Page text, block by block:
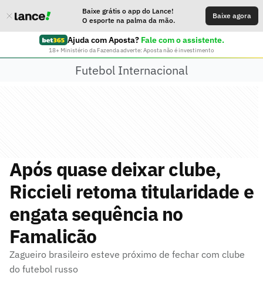
Baixe grátis o app do Lance!
O esporte na palma da mão.
Baixe agora
Ajuda com Aposta? Fale com o assistente.
18+ Ministério da Fazenda adverte: Aposta não é investimento
Futebol Internacional
Após quase deixar clube,
Riccieli retoma titularidade e
engata sequência no
Famalicão
Zagueiro brasileiro esteve próximo de fechar com clube
do futebol russo